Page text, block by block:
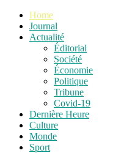
Home
Journal
Actualité
Éditorial
Société
Économie
Politique
Tribune
Covid-19
Dernière Heure
Culture
Monde
Sport